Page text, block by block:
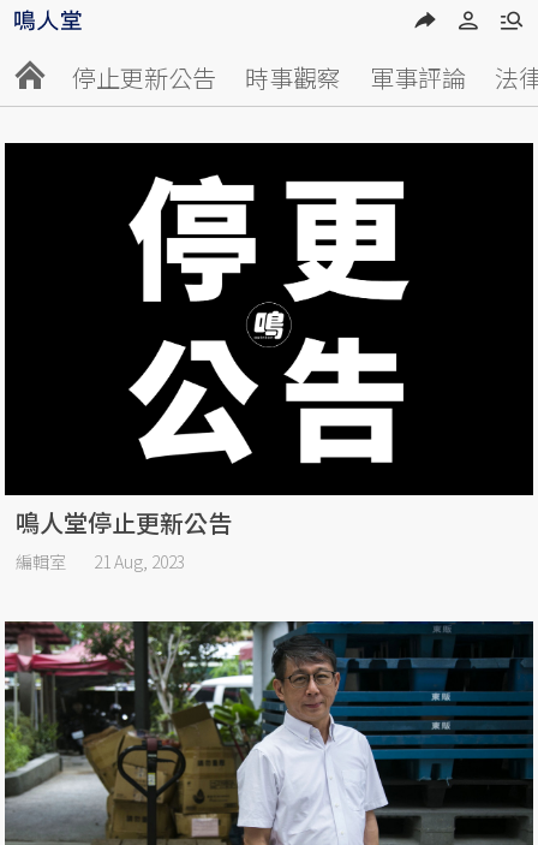
停止更新公告 時事觀察 軍事評論 法
鳴人堂停止更新公告
編輯室 21 Aug, 2023